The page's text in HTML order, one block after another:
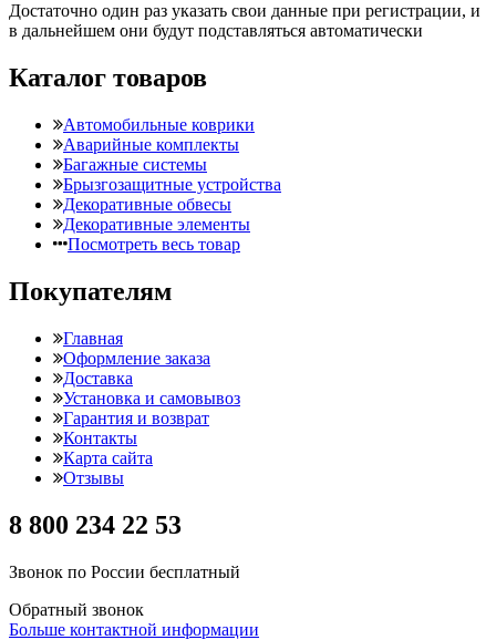
Достаточно один раз указать свои данные при регистрации, и
в дальнейшем они будут подставляться автоматически
Каталог товаров
Автомобильные коврики
Аварийные комплекты
Багажные системы
Брызгозащитные устройства
Декоративные обвесы
Декоративные элементы
Посмотреть весь товар
Покупателям
Главная
Оформление заказа
Доставка
Установка и самовывоз
Гарантия и возврат
Контакты
Карта сайта
Отзывы
8 800 234 22 53
Звонок по России бесплатный
Обратный звонок
Больше контактной информации